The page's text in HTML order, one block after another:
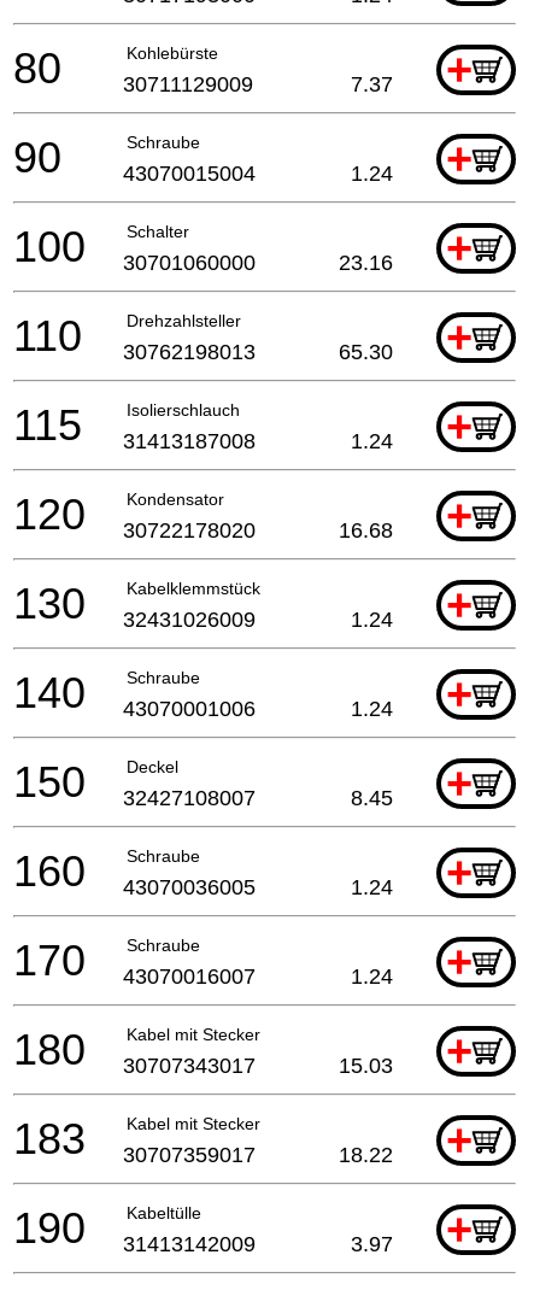
Kohlebürste +
80 30711129009 7.37
Schraube +
90 43070015004 1.24
Schalter +
100 30701060000 23.16
Drehzahlsteller +
110 30762198013 65.30
Isolierschlauch +
115 31413187008 1.24
Kondensator +
120 30722178020 16.68
Kabelklemmstück +
130 32431026009 1.24
Schraube +
140 43070001006 1.24
Deckel +
150 32427108007 8.45
Schraube +
160 43070036005 1.24
Schraube +
170 43070016007 1.24
Kabel mit Stecker +
180 30707343017 15.03
Kabel mit Stecker +
183 30707359017 18.22
Kabeltülle +
190 31413142009 3.97